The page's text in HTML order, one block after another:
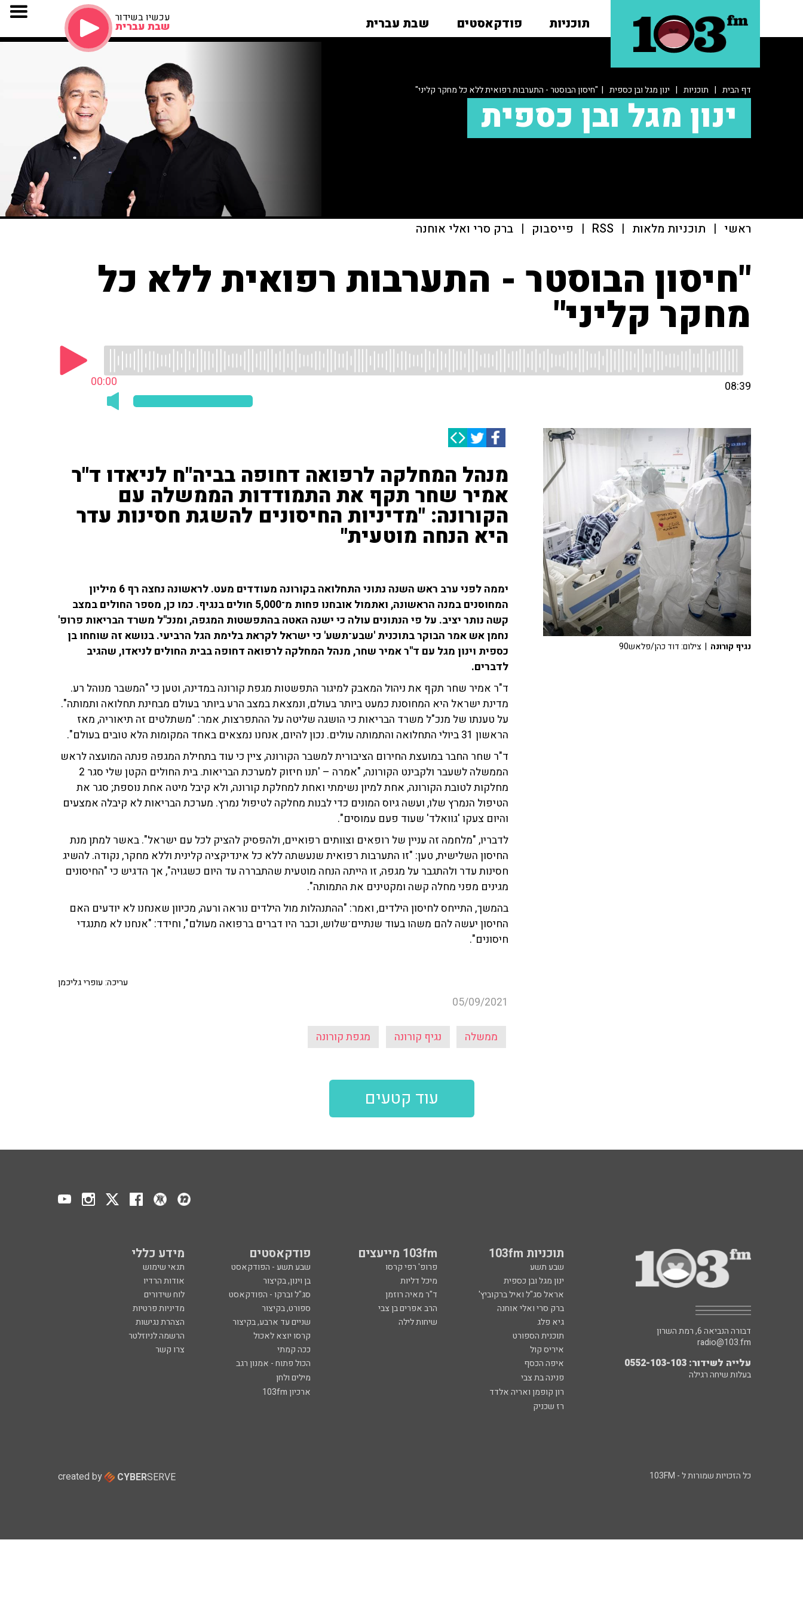
תוכניות פודקאסטים שבת עברית עכשיו בשידור
שבת עברית
דף הבית | תוכניות | ינון מגל ובן כספית | "חיסון הבוסטר - התערבות רפואית ללא כל מחקר קליני"
ינון מגל ובן כספית
ראשי | תוכניות מלאות |
RSS
| פייסבוק | ברק סרי ואלי אוחנה
"חיסון הבוסטר - התערבות רפואית ללא כל
מחקר קליני"
00:00 08:39
מנהל המחלקה לרפואה דחופה בביה"ח לניאדו ד"ר
אמיר שחר תקף את התמודדות הממשלה עם
הקורונה: "מדיניות החיסונים להשגת חסינות עדר
היא הנחה מוטעית"
יממה לפני ערב ראש השנה נתוני התחלואה בקורונה מעודדים מעט. לראשונה נחצה רף 6 מיליון
המחוסנים במנה הראשונה, ואתמול אובחנו פחות מ־5,000 חולים בנגיף. כמו כן, מספר החולים במצב
קשה נותר יציב. על פי הנתונים עולה כי ישנה האטה בהתפשטות המגפה, ומנכ"ל משרד הבריאות פרופ'
נחמן אש אמר הבוקר בתוכנית 'שבע־תשע' כי ישראל לקראת בלימת הגל הרביעי. בנושא זה שוחחו בן
כספית וינון מגל עם ד"ר אמיר שחר, מנהל המחלקה לרפואה דחופה בבית החולים לניאדו, שהגיב
לדברים.
ד"ר אמיר שחר תקף את ניהול המאבק למיגור התפשטות מגפת קורונה במדינה, וטען כי "המשבר מנוהל רע.
מדינת ישראל היא המחוסנת כמעט ביותר בעולם, ונמצאת במצב הרע ביותר בעולם מבחינת תחלואה ותמותה".
על טענתו של מנכ"ל משרד הבריאות כי הושגה שליטה על ההתפרצות, אמר: "משתלטים זה תיאוריה, מאז
הראשון 31 ביולי התחלואה והתמותה עולים. נכון להיום, אנחנו נמצאים באחד המקומות הלא טובים בעולם".
ד"ר שחר החבר במועצת החירום הציבורית למשבר הקורונה, ציין כי עוד בתחילת המגפה פנתה המועצה לראש
הממשלה לשעבר ולקבינט הקורונה, "אמרה – 'תנו חיזוק למערכת הבריאות. בית החולים הקטן שלי סגר 2
מחלקות לטובת הקורונה, אחת למיון נשימתי ואחת למחלקת קורונה, ולא קיבל מיטה אחת נוספת; סגר את
הטיפול הנמרץ שלו, ועשה גיוס המונים כדי לבנות מחלקה לטיפול נמרץ. מערכת הבריאות לא קיבלה אמצעים
והיום צעקו 'גוואלד' שעוד פעם עמוסים".
לדבריו, "מלחמה זה עניין של רופאים וצוותים רפואיים, ולהפסיק להציק לכל עם ישראל". באשר למתן מנת
החיסון השלישית, טען: "זו התערבות רפואית שנעשתה ללא כל אינדיקציה קלינית וללא מחקר, נקודה. להשיג
חסינות עדר ולהתגבר על מגפה, זו הייתה הנחה מוטעית שהתבררה עד היום כשגויה", אך הדגיש כי "החיסונים
מגינים מפני מחלה קשה ומקטינים את התמותה".
בהמשך, התייחס לחיסון הילדים, ואמר: "ההתנהלות מול הילדים נוראה ורעה, מכיוון שאנחנו לא יודעים האם
החיסון יעשה להם משהו בעוד שנתיים־שלוש, וכבר היו דברים ברפואה מעולם", וחידד: "אנחנו לא מתנגדי
חיסונים".
עריכה: עופרי גליכמן
05/09/2021
ממשלה נגיף קורונה מגפת קורונה
נגיף קורונה | צילום: דוד כהן/פלאש90
עוד קטעים
תוכניות 103fm 103fm מייעצים פודקאסטים מידע כללי
שבע תשע פרופ' רפי קרסו שבע תשע - הפודקאסט
תנאי שימוש
ינון מגל ובן כספית
מיכל דליות בן וינון, בקיצור
אודות הרדיו
אראל סג"ל ואיל ברקוביץ'
ד"ר מאיה רוזמן סג"ל וברקו - הפודקאסט
לוח שידורים
ברק סרי ואלי אוחנה
הרב אפרים בן צבי ספורט, בקיצור
מדיניות פרטיות
גיא פלג
שיחות לילה שניים עד ארבע, בקיצור
הצהרת נגישות
תוכנית הספורט
קרסו יוצא לאכול
הרשמה לניוזלטר
איריס קול
ככה קמתי
צרו קשר
איפה הכסף
הכול פתוח - אמנון רגב
פנינה בת צבי
מילים ולחן
רון קופמן ואריה אלדד
ארכיון 103fm
רז שכניק
דבורה הנביאה 6, רמת השרון
radio@103.fm
עלייה לשידור: 0552-103-103
בעלות שיחה רגילה
כל הזכויות שמורות ל - 103FM created by CYBERSERVE